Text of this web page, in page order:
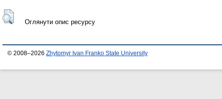
Оглянути опис ресурсу
© 2008–2026 Zhytomyr Ivan Franko State University